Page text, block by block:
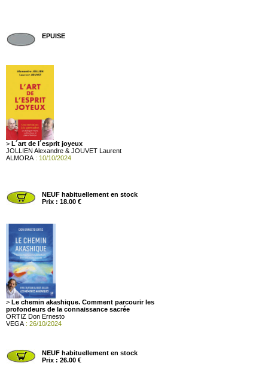
EPUISE
> L´art de l´esprit joyeux
JOLLIEN Alexandre & JOUVET Laurent
ALMORA : 10/10/2024
NEUF habituellement en stock
Prix : 18.00 €
> Le chemin akashique. Comment parcourir les
profondeurs de la connaissance sacrée
ORTIZ Don Ernesto
VEGA : 26/10/2024
NEUF habituellement en stock
Prix : 26.00 €